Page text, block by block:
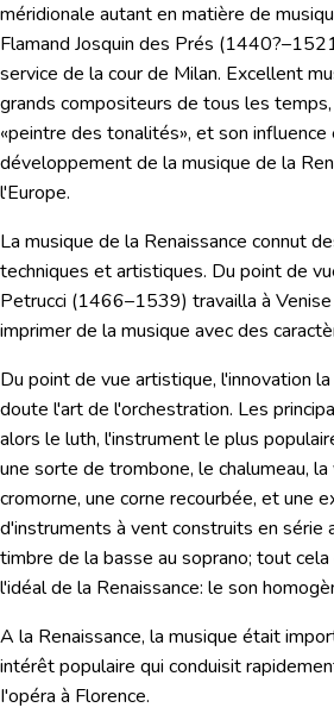
méridionale autant en matière de
Flamand Josquin des Prés
service de la cour de Milan. Excellent
grands compositeurs de tous les
«peintre des tonalités», et son
développement de la musique de la
l'Europe.
La musique de la Renaissance connut
techniques et artistiques. Du point de
Petrucci (1466–1539) travailla à
imprimer de la musique avec des
Du point de vue artistique, l'innovation
doute l'art de l'orchestration. Les
alors le luth, l'instrument le plus
une sorte de trombone, le chalumeau,
cromorne, une corne recourbée, et une
d'instruments à vent construits en série
timbre de la basse au soprano; tout
l'idéal de la Renaissance: le son
A la Renaissance, la musique était
intérêt populaire qui conduisit
I'opéra à Florence.